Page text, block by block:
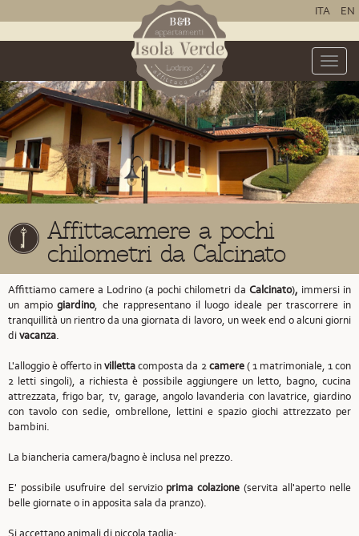
ITA EN
Toggle
Affittacamere a pochi
chilometri da Calcinato
Affittiamo camere a Lodrino (a pochi chilometri da Calcinato), immersi in
un ampiogiardino, che rappresentano il luogo ideale per trascorrere in
tranquillità un rientro da una giornata di lavoro, un week end o alcuni giorni
divacanza.
L'alloggio è offerto invillettacomposta da 2camere( 1 matrimoniale, 1 con
2 letti singoli), a richiesta è possibile aggiungere un letto, bagno, cucina
attrezzata, frigo bar, tv, garage, angolo lavanderia con lavatrice, giardino
con tavolo con sedie, ombrellone, lettini e spazio giochi attrezzato per
bambini.
La biancheria camera/bagno è inclusa nel prezzo.
E' possibile usufruire del servizio prima colazione (servita all'aperto nelle
belle giornate o in apposita sala da pranzo).
Si accettano animali di piccola taglia: